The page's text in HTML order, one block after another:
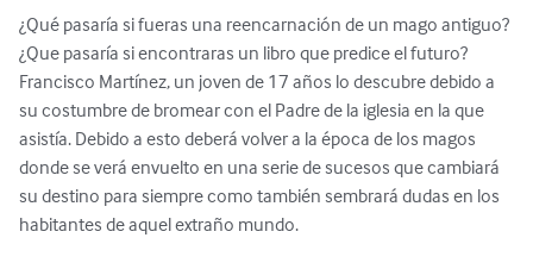
¿Qué pasaría si fueras una reencarnación de un mago antiguo?
¿Que pasaría si encontraras un libro que predice el futuro?
Francisco Martínez, un joven de 17 años lo descubre debido a
su costumbre de bromear con el Padre de la iglesia en la que
asistía. Debido a esto deberá volver a la época de los magos
donde se verá envuelto en una serie de sucesos que cambiará
su destino para siempre como también sembrará dudas en los
habitantes de aquel extraño mundo.